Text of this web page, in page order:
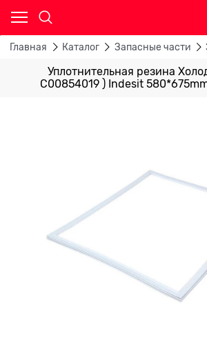
Главная Каталог Запасные части
Уплотнительная резина
C00854019 ) Indesit